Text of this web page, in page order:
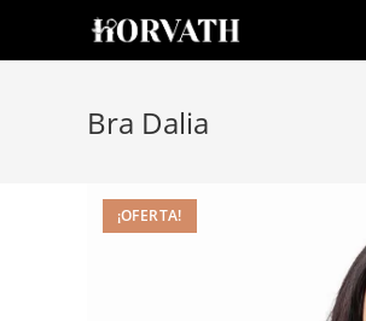
Bra Dalia
¡OFERTA!